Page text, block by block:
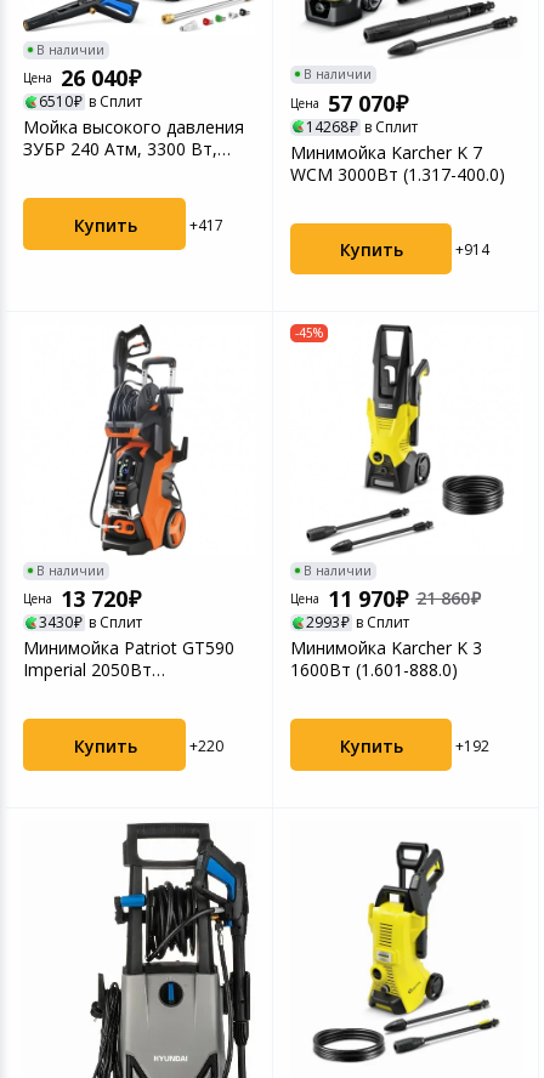
В наличии
Цена
26 040
6510 в Сплит
Мойка высокого давления
ЗУБР 240 Атм, 3300 Вт,
Купить +417
В наличии
Цена
57 070
14268 в Сплит
Минимойка Karcher K 7
WCM 3000Вт (1.317-400.0)
Купить +914
В наличии
Цена
13 720
3430 в Сплит
Минимойка Patriot GT590
Imperial 2050Вт
Купить +220
-45%
В наличии
Цена
11 970 21 860
2993 в Сплит
Минимойка Karcher K 3
1600Вт (1.601-888.0)
Купить +192